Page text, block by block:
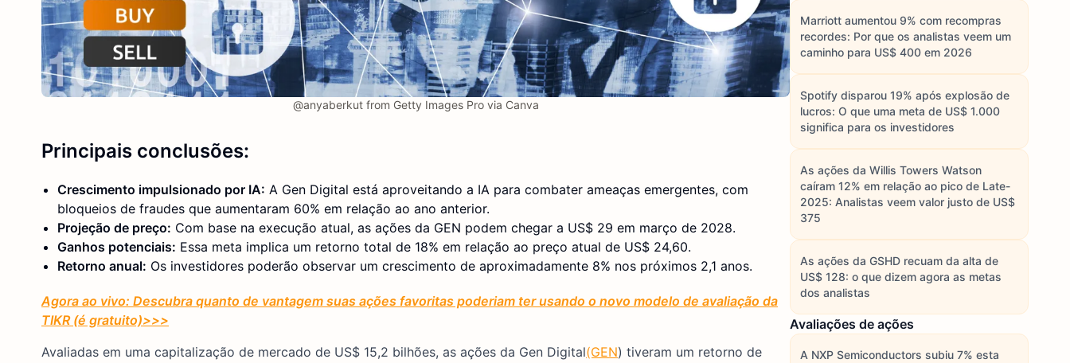
@anyaberkut from Getty Images Pro via Canva
Principais conclusões:
Crescimento impulsionado por IA: A Gen Digital está aproveitando a IA para combater ameaças emergentes, com
bloqueios de fraudes que aumentaram 60% em relação ao ano anterior.
Projeção de preço: Com base na execução atual, as ações da GEN podem chegar a US$ 29 em março de 2028.
Ganhos potenciais: Essa meta implica um retorno total de 18% em relação ao preço atual de US$ 24,60.
Retorno anual: Os investidores poderão observar um crescimento de aproximadamente 8% nos próximos 2,1 anos.
Agora ao vivo: Descubra quanto de vantagem suas ações favoritas poderiam ter usando o novo modelo de avaliação da
TIKR (é gratuito)>>>
Avaliadas em uma capitalização de mercado de US$ 15,2 bilhões, as ações da Gen Digital(GEN) tiveram um retorno de
Marriott aumentou 9% com recompras
recordes: Por que os analistas veem um
caminho para US$ 400 em 2026
Spotify disparou 19% após explosão de
lucros: O que uma meta de US$ 1.000
significa para os investidores
As ações da Willis Towers Watson
caíram 12% em relação ao pico de Late-
2025: Analistas veem valor justo de US$
375
As ações da GSHD recuam da alta de
US$ 128: o que dizem agora as metas
dos analistas
Avaliações de ações
A NXP Semiconductors subiu 7% esta